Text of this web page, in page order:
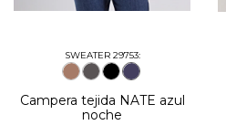
SWEATER 29753:
Campera tejida NATE azul
noche